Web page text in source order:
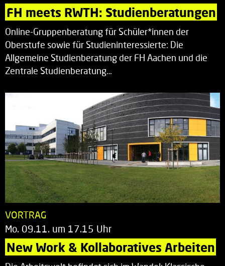
FH meets RWTH: Studienberatungen
Online-Gruppenberatung für Schüler*innen der
Oberstufe sowie für Studieninteressierte: Die
Allgemeine Studienberatung der FH Aachen und die
Zentrale Studienberatung…
VORTRAG
Mo. 09.11. um 17.15 Uhr
New Work & Kollaboratives Arbeiten